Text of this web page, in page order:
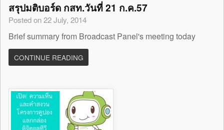
สรุปมติบอร์ด กสท.วันที่ 21 ก.ค.57
Posted on 22 July, 2014
Brief summary from Broadcast Panel's meeting today
CONTINUE READING